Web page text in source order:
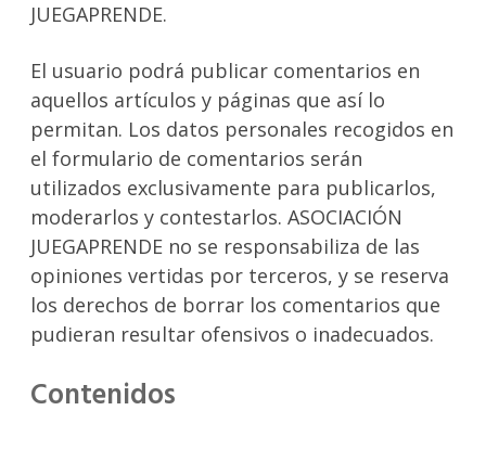
JUEGAPRENDE.
El usuario podrá publicar comentarios en
aquellos artículos y páginas que así lo
permitan. Los datos personales recogidos en
el formulario de comentarios serán
utilizados exclusivamente para publicarlos,
moderarlos y contestarlos. ASOCIACIÓN
JUEGAPRENDE no se responsabiliza de las
opiniones vertidas por terceros, y se reserva
los derechos de borrar los comentarios que
pudieran resultar ofensivos o inadecuados.
Contenidos